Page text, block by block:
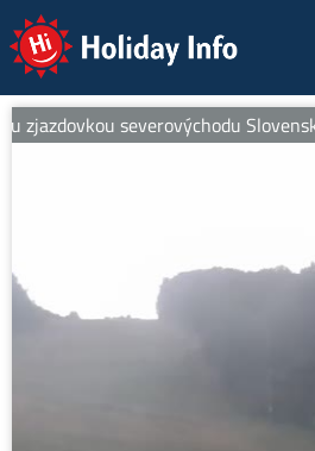
Holiday Info
zjazdovkou severovýchodu